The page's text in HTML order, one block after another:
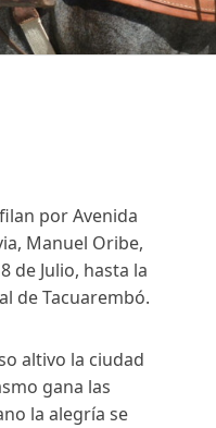
por Avenida
Manuel Oribe,
de Julio, hasta la
de Tacuarembó.
altivo la ciudad
gana las
la alegría se